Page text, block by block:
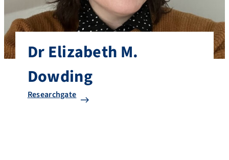
Dr Elizabeth M.
Dowding
Researchgate